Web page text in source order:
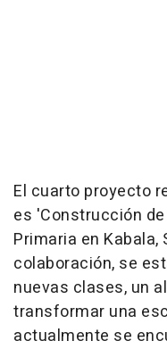
El cuarto proyecto
es 'Construcción
Primaria en
colaboración, se
nuevas clases, un
transformar una
actualmente se